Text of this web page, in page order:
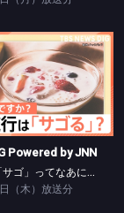
DIG Powered by JNN
来年流行る？「サゴ」ってなあに？【Nスタ】
Powered by JNN
来年流行る？「サゴ」ってなあに？【Nスタ】
（木）放送分